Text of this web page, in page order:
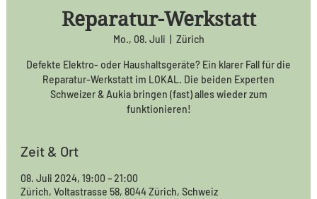
Reparatur-Werkstatt
Mo., 08. Juli Zürich
Defekte Elektro- oder Haushaltsgeräte? Ein klarer Fall für die
Reparatur-Werkstatt im LOKAL. Die beiden Experten
Schweizer & Aukia bringen (fast) alles wieder zum
funktionieren!
Zeit & Ort
08. Juli 2024, 19:00 – 21:00
Zürich, Voltastrasse 58, 8044 Zürich, Schweiz